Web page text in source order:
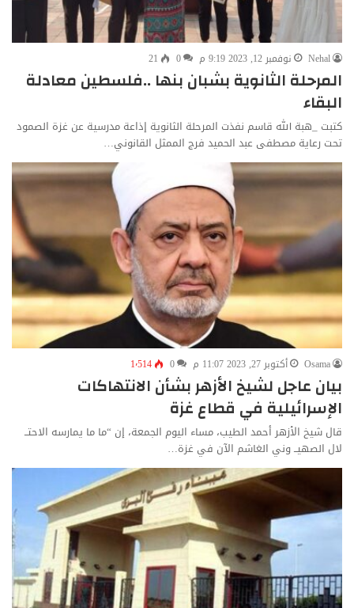
Nehal نوفمبر 12, 2023 9:19 م 0
21
المرحلة الثانوية بشبان بنها ..فلسطين معادلة
البقاء
كتبت _هبة الله قاسم نفذت المرحلة الثانوية إذاعة مدرسية عن غزة الصمود
تحت رعاية مصطفى عبد الحميد فرج الممثل القانوني…
Osama أكتوبر 27, 2023 11:07 م 0 1٬514
بيان عاجل لشيخ الأزهر بشأن الانتهاكات
الإسرائيلية في قطاع غزة
قال شيخ الأزهر أحمد الطيب، مساء اليوم الجمعة، إن “ما ما يمارسه الاحتــ
لال الصهيــ وني الغاشم الآن في غزة…